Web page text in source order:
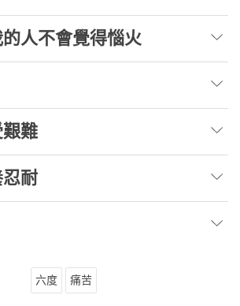
人不會覺得惱火
難
耐
六度 痛苦